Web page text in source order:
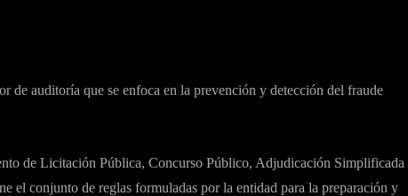
de auditoría que se enfoca en la prevención y detección del fraude
de Licitación Pública, Concurso Público, Adjudicación Simplificada
el conjunto de reglas formuladas por la entidad para la preparación y